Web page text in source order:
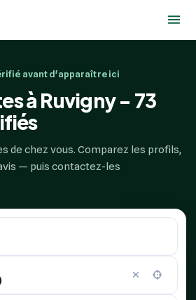
avant d'apparaître ici
à Ruvigny - 73
de chez vous. Comparez les profils,
— puis contactez-les